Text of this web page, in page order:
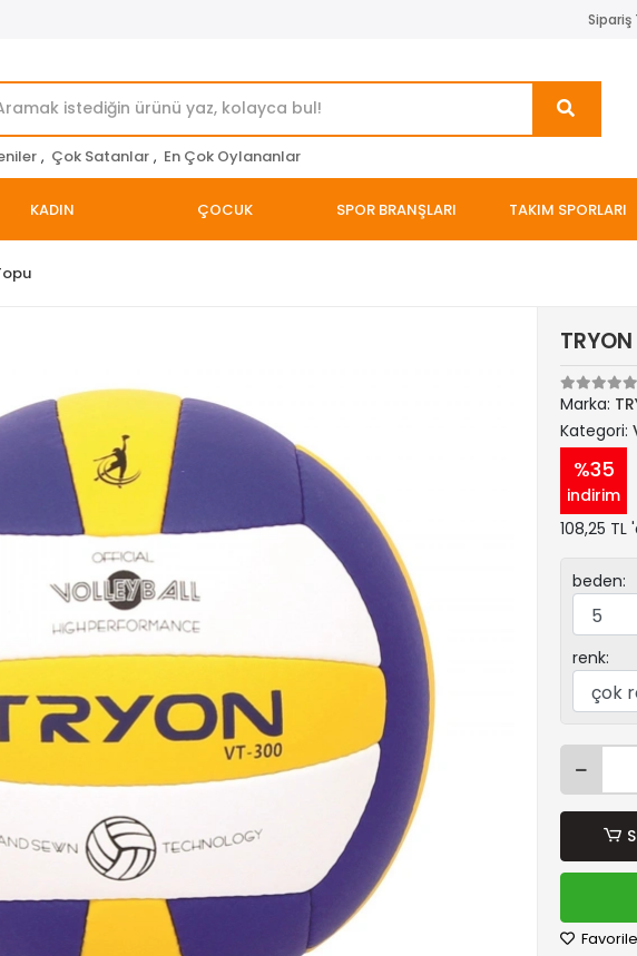
Sipariş
, Çok Satanlar , En Çok Oylananlar
KADIN ÇOCUK SPOR BRANŞLARI TAKIM SPORLARI
Marka:
Kategori:
%35
indirim
108,25
beden:
renk: